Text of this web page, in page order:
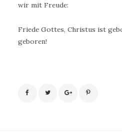
wir mit Freude:
Friede Gottes, Christus ist
geboren!